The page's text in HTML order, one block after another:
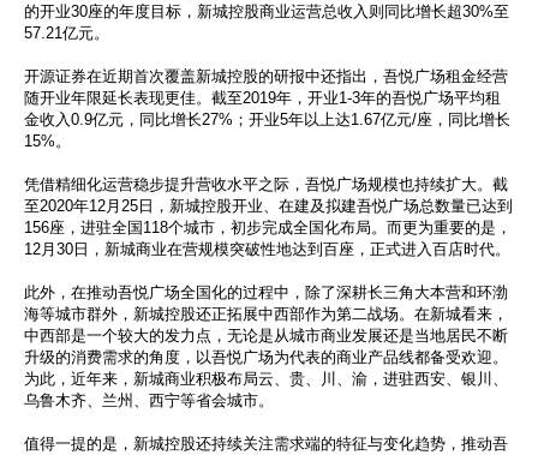
的开业30座的年度目标，新城控股商业运营总收入则同比增长超30%至
57.21亿元。
开源证券在近期首次覆盖新城控股的研报中还指出，吾悦广场租金经营
随开业年限延长表现更佳。截至2019年，开业1-3年的吾悦广场平均租
金收入0.9亿元，同比增长27%；开业5年以上达1.67亿元/座，同比增长
15%。
凭借精细化运营稳步提升营收水平之际，吾悦广场规模也持续扩大。截
至2020年12月25日，新城控股开业、在建及拟建吾悦广场总数量已达到
156座，进驻全国118个城市，初步完成全国化布局。而更为重要的是，
12月30日，新城商业在营规模突破性地达到百座，正式进入百店时代。
此外，在推动吾悦广场全国化的过程中，除了深耕长三角大本营和环渤
海等城市群外，新城控股还正拓展中西部作为第二战场。在新城看来，
中西部是一个较大的发力点，无论是从城市商业发展还是当地居民不断
升级的消费需求的角度，以吾悦广场为代表的商业产品线都备受欢迎。
为此，近年来，新城商业积极布局云、贵、川、渝，进驻西安、银川、
乌鲁木齐、兰州、西宁等省会城市。
值得一提的是，新城控股还持续关注需求端的特征与变化趋势，推动吾